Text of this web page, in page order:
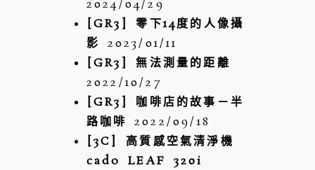
2024/04/29
[GR3] 零下14度的人像攝
影
2023/01/11
[GR3] 無法測量的距離
2022/10/27
[GR3] 咖啡店的故事－半
路咖啡
2022/09/18
[3C] 高質感空氣清淨機
cado LEAF 320i